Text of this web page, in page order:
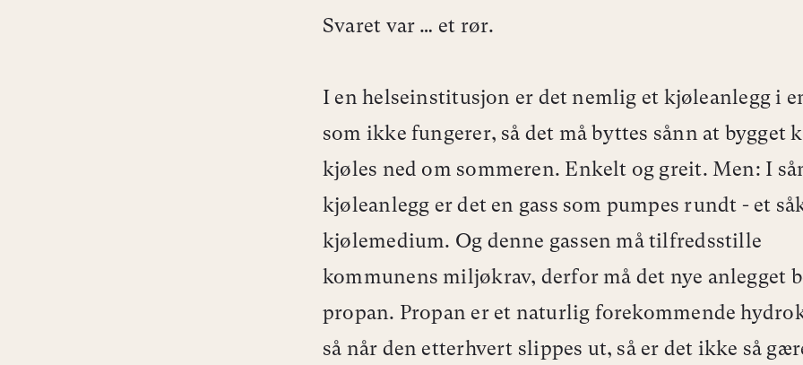
Svaret var … et rør.
I en helseinstitusjon er det nemlig et kjøleanlegg i
som ikke fungerer, så det må byttes sånn at bygget
kjøles ned om sommeren. Enkelt og greit. Men: I
kjøleanlegg er det en gass som pumpes rundt - et
kjølemedium. Og denne gassen må tilfredsstille
kommunens miljøkrav, derfor må det nye anlegget
propan. Propan er et naturlig forekommende
så når den etterhvert slippes ut, så er det ikke så